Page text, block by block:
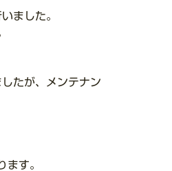
ました。
たが、メンテナン
ます。